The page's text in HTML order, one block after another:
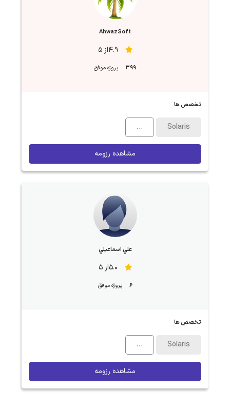
AhwazSoft
4.9از 5
399 پروژه موفق
تخصص ها
Solaris
...
مشاهده رزومه
علي اسماعيلي
5.0از 5
6 پروژه موفق
تخصص ها
Solaris
...
مشاهده رزومه